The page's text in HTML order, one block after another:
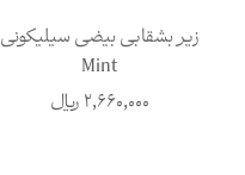
زیر بشقابی بیضی سیلیکونی
Mint
2,660,000ریال